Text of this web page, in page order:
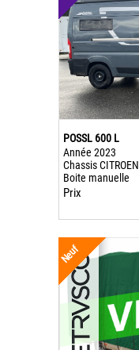
POSSL 600 L
Année 2023
Chassis CITROEN
Boite manuelle
Prix
Neuf